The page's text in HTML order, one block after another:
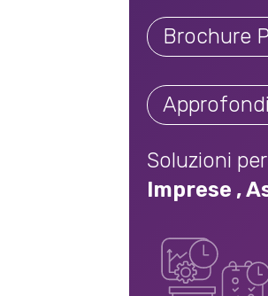
Brochure
Soluzioni
Imprese ,